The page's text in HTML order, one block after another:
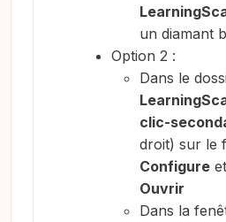
un diamant
Option 2 :
Dans le
clic-
droit) sur le
Configure
Ouvrir
Dans la